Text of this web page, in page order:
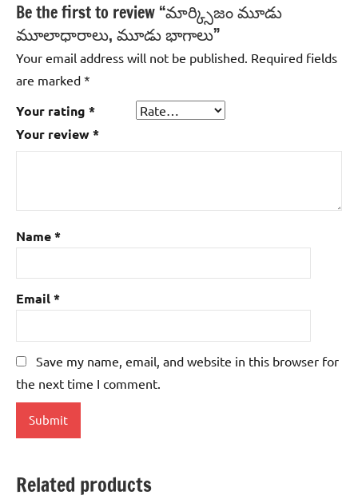
Be the first to review “మార్క్సిజం మూడు
మూలాధారాలు, మూడు భాగాలు”
Your email address will not be published. Required fields
are marked *
Your rating *
Your review*
Name*
Email*
Save my name, email, and website in this browser for
the next time I comment.
Related products